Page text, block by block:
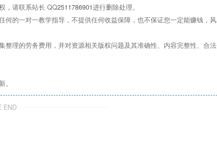
，请联系站长 QQ2511786901进行删除处理。
的一对一教学指导，不提供任何收益保障，也不保证您一定能赚钱，风
理的劳务费用，并对资源相关版权问题及其准确性、内容完整性、合法
END